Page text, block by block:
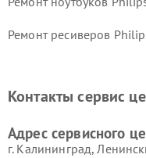
Ремонт ресиверов
Ремонт стиральных
Контакты сервис
Адрес сервисного
г. Калининград,